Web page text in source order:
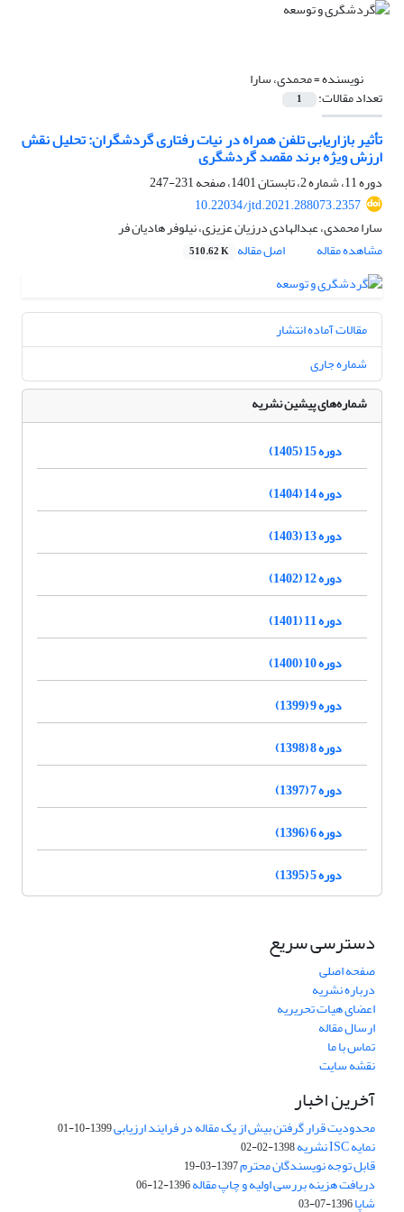
نویسنده =محمدی، سارا
تعداد مقالات: 1
تأثیر بازاریابی تلفن همراه در نیات رفتاری گردشگران: تحلیل نقش
ارزش ویژهٔ برند مقصد گردشگری
دوره 11، شماره 2، تابستان 1401، صفحه
231-247
10.22034/jtd.2021.288073.2357
سارا محمدی، عبدالهادی درزیان عزیزی، نیلوفر هادیان فر
مشاهده مقاله
اصل مقاله 510.62 K
مقالات آماده انتشار
شماره جاری
شماره‌های پیشین نشریه
دوره 15 (1405)
دوره 14 (1404)
دوره 13 (1403)
دوره 12 (1402)
دوره 11 (1401)
دوره 10 (1400)
دوره 9 (1399)
دوره 8 (1398)
دوره 7 (1397)
دوره 6 (1396)
دوره 5 (1395)
دسترسی سریع
صفحه اصلی
درباره نشریه
اعضای هیات تحریریه
ارسال مقاله
تماس با ما
نقشه سایت
آخرین اخبار
محدودیت قرار گرفتن بیش از یک مقاله در فرایند ارزیابی1399-10-01
نمایه ISC نشریه 1398-02-02
قابل توجه نویسندگان محترم1397-03-19
دریافت هزینه بررسی اولیه و چاپ مقاله1396-12-06
شاپا1396-07-03